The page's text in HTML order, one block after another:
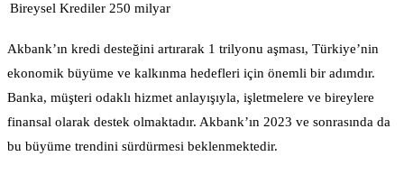
Bireysel Krediler 250 milyar
Akbank’ın kredi desteğini artırarak 1 trilyonu aşması, Türkiye’nin
ekonomik büyüme ve kalkınma hedefleri için önemli bir adımdır.
Banka, müşteri odaklı hizmet anlayışıyla, işletmelere ve bireylere
finansal olarak destek olmaktadır. Akbank’ın 2023 ve sonrasında da
bu büyüme trendini sürdürmesi beklenmektedir.